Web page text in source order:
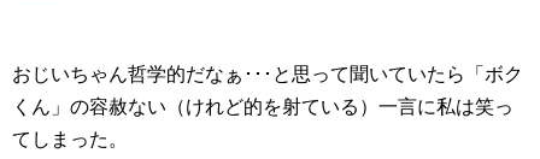
おじいちゃん哲学的だなぁ･･･と思って聞いていたら「ボク
くん」の容赦ない（けれど的を射ている）一言に私は笑っ
てしまった。